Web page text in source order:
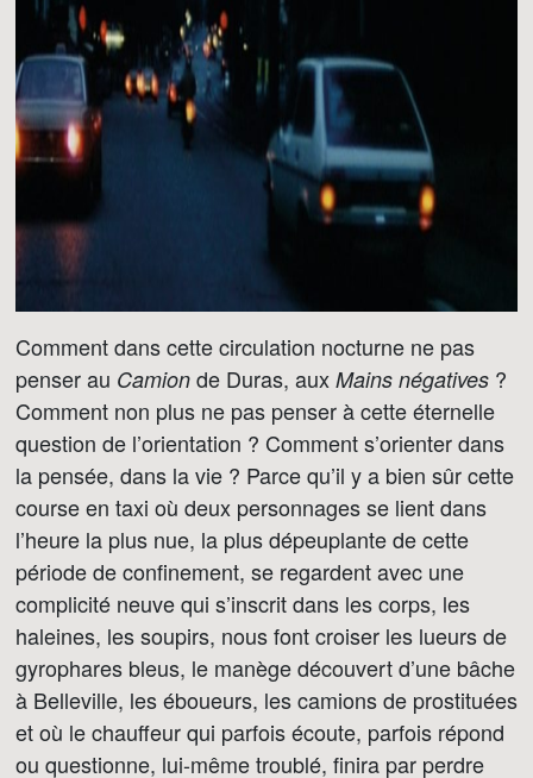
Comment dans cette circulation nocturne ne pas
penser au Camion de Duras, aux Mains négatives ?
Comment non plus ne pas penser à cette éternelle
question de l’orientation ? Comment s’orienter dans
la pensée, dans la vie ? Parce qu’il y a bien sûr cette
course en taxi où deux personnages se lient dans
l’heure la plus nue, la plus dépeuplante de cette
période de confinement, se regardent avec une
complicité neuve qui s’inscrit dans les corps, les
haleines, les soupirs, nous font croiser les lueurs de
gyrophares bleus, le manège découvert d’une bâche
à Belleville, les éboueurs, les camions de prostituées
et où le chauffeur qui parfois écoute, parfois répond
ou questionne, lui-même troublé, finira par perdre